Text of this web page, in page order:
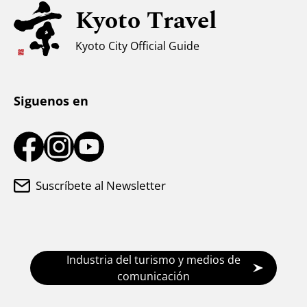
Apoyo a los musulmanes
Clima y ropa
Kyoto Travel
Kyoto City Official Guide
Siguenos en
Suscríbete al Newsletter
Industria del turismo y medios de
comunicación